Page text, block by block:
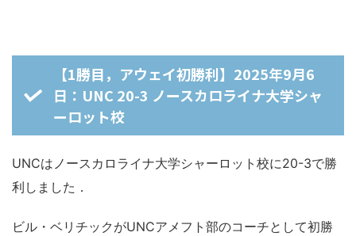
【1勝目，アウェイ初勝利】2025年9月6
日：UNC 20-3 ノースカロライナ大学シャ
ーロット校
UNCはノースカロライナ大学シャーロット校に20-3で勝
利しました．
ビル・ベリチックがUNCアメフト部のコーチとして初勝